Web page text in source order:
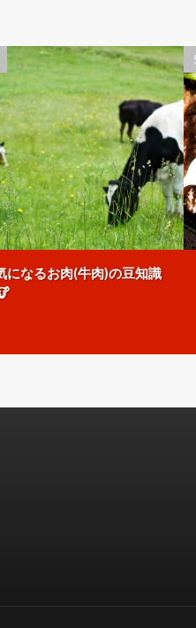
になるお肉(牛肉)の豆知識